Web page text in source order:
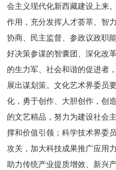
会主义现代化新西藏建设上来
作用，充分发挥人才荟萃、智
协商、民主监督、参政议政职
好决策参谋的智囊团、深化改
的生力军、社会和谐的促进者
展出谋划策。文化艺术界委员
化，勇于创作、大胆创作，创
的文艺精品，努力为建设社会
撑和价值引领；科学技术界委
攻关，加大科技成果推广应用
助力传统产业提质增效、新兴